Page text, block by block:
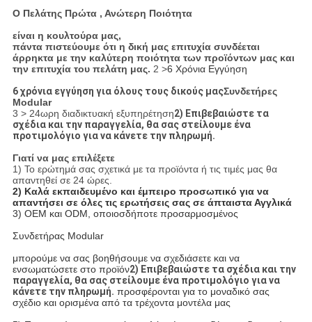
Ο Πελάτης Πρώτα , Ανώτερη Ποιότητα
είναι η κουλτούρα μας,
πάντα πιστεύουμε ότι η δική μας επιτυχία συνδέεται
άρρηκτα με την καλύτερη ποιότητα των προϊόντων μας και
την επιτυχία του πελάτη μας. 2 >6 Χρόνια Εγγύηση
6 χρόνια εγγύηση για όλους τους δικούς μαςΣυνδετήρες
Modular
3 > 24ωρη διαδικτυακή εξυπηρέτηση2) Επιβεβαιώστε τα
σχέδια και την παραγγελία, θα σας στείλουμε ένα
προτιμολόγιο για να κάνετε την πληρωμή.
Γιατί να μας επιλέξετε
1) Το ερώτημά σας σχετικά με τα προϊόντα ή τις τιμές μας θα
απαντηθεί σε 24 ώρες.
2) Καλά εκπαιδευμένο και έμπειρο προσωπικό για να
απαντήσει σε όλες τις ερωτήσεις σας σε άπταιστα Αγγλικά
3) OEM και ODM, οποιοσδήποτε προσαρμοσμένος
Συνδετήρας Modular
μπορούμε να σας βοηθήσουμε να σχεδιάσετε και να
ενσωματώσετε στο προϊόν2) Επιβεβαιώστε τα σχέδια και την
παραγγελία, θα σας στείλουμε ένα προτιμολόγιο για να
κάνετε την πληρωμή. προσφέρονται για το μοναδικό σας
σχέδιο και ορισμένα από τα τρέχοντα μοντέλα μας